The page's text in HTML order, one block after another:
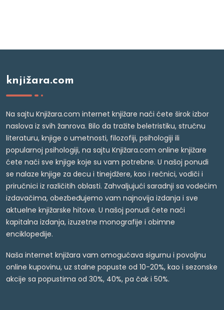
knjižara.com
Na sajtu Knjižara.com internet knjižare naći ćete širok izbor
naslova iz svih žanrova. Bilo da tražite beletristiku, stručnu
literaturu, knjige o umetnosti, filozofiji, psihologiji ili
popularnoj psihologiji, na sajtu Knjižara.com online knjižare
ćete naći sve knjige koje su vam potrebne. U našoj ponudi
se nalaze knjige za decu i tinejdžere, kao i rečnici, vodiči i
priručnici iz različitih oblasti. Zahvaljujući saradnji sa vodećim
izdavačima, obezbeđujemo vam najnovija izdanja i sve
aktuelne knjižarske hitove. U našoj ponudi ćete naći
kapitalna izdanja, izuzetne monografije i obimne
enciklopedije.
Naša internet knjižara vam omogućava sigurnu i povoljnu
online kupovinu, uz stalne popuste od 10-20%, kao i sezonske
akcije sa popustima od 30%, 40%, pa čak i 50%.